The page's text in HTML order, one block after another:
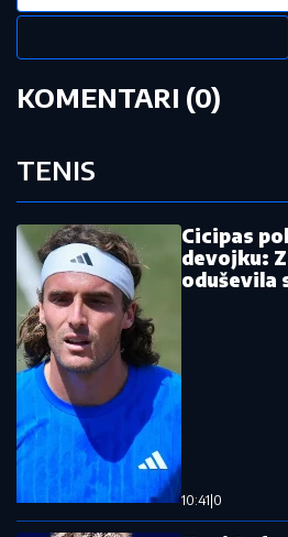
Pročitajte još:
bokserski
ABAliga ostala
Nezapamćen
plaćao usluge za
Španski velikan